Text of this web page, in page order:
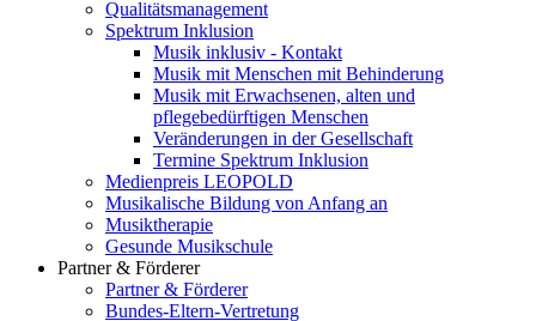
Qualitätsmanagement
Spektrum Inklusion
Musik inklusiv - Kontakt
Musik mit Menschen mit Behinderung
Musik mit Erwachsenen, alten und
pflegebedürftigen Menschen
Veränderungen in der Gesellschaft
Termine Spektrum Inklusion
Medienpreis LEOPOLD
Musikalische Bildung von Anfang an
Musiktherapie
Gesunde Musikschule
Partner & Förderer
Partner & Förderer
Bundes-Eltern-Vertretung